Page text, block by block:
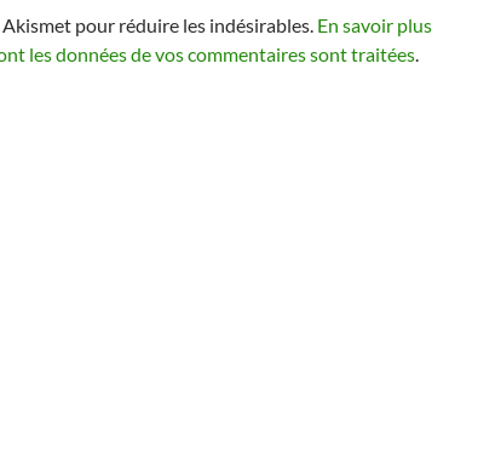
pour réduire les indésirables. En savoir plus
les données de vos commentaires sont traitées.